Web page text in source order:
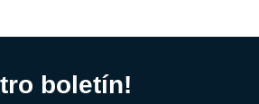
boletín!